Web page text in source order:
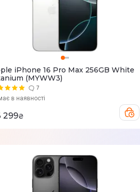
iPhone 16 Pro Max 256GB White
(MYWW3)
7
в наявності
299₴